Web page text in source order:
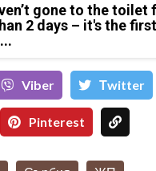
gone to the toilet
2 days – it's the first
Viber Тwitter
Pinterest